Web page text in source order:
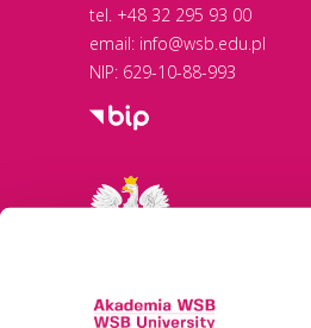
tel. +48 32 295 93 00
email: info@wsb.edu.pl
NIP: 629-10-88-993